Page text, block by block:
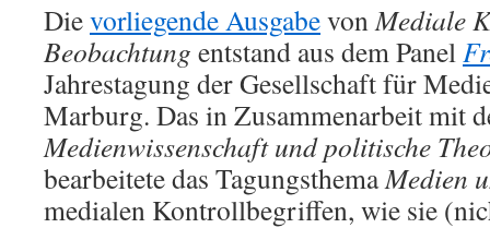
Dievorliegende AusgabevonMediale
Beobachtung entstand aus dem Panel
Jahrestagung der Gesellschaft für
Marburg. Das in Zusammenarbeit mit
Medienwissenschaft und politische
bearbeitete das TagungsthemaMedien
medialen Kontrollbegriffen, wie sie